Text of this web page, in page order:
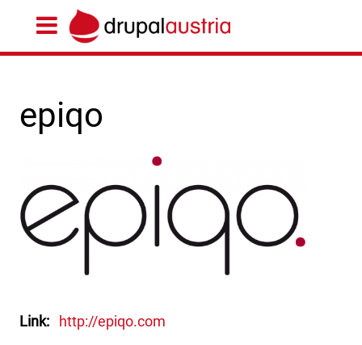
epiqo
Link
http://epiqo.com